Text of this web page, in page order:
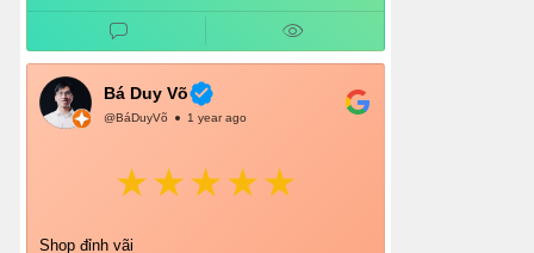
Bá Duy Võ
@BáDuyVõ 1 year ago
Shop đỉnh vãi